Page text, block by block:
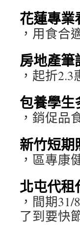
花蓮專業
，用食合
房地產筆
，起折2.3
包養學生
，銷促品
新竹短期
，區專康
北屯代租
，間期
了到要快